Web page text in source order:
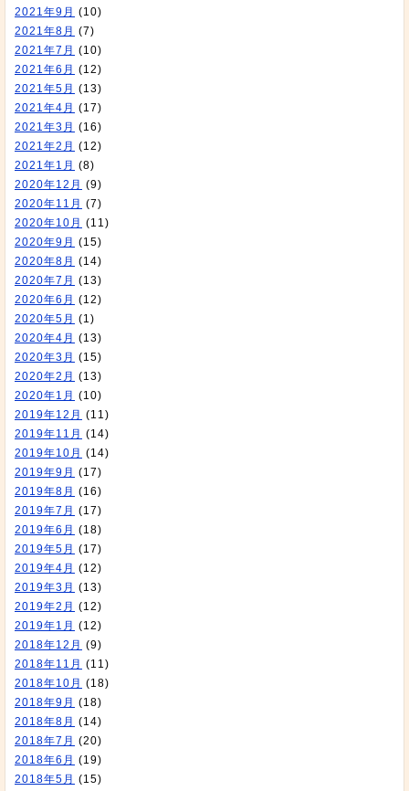
2021年9月 (10)
2021年8月 (7)
2021年7月 (10)
2021年6月 (12)
2021年5月 (13)
2021年4月 (17)
2021年3月 (16)
2021年2月 (12)
2021年1月 (8)
2020年12月 (9)
2020年11月 (7)
2020年10月 (11)
2020年9月 (15)
2020年8月 (14)
2020年7月 (13)
2020年6月 (12)
2020年5月 (1)
2020年4月 (13)
2020年3月 (15)
2020年2月 (13)
2020年1月 (10)
2019年12月 (11)
2019年11月 (14)
2019年10月 (14)
2019年9月 (17)
2019年8月 (16)
2019年7月 (17)
2019年6月 (18)
2019年5月 (17)
2019年4月 (12)
2019年3月 (13)
2019年2月 (12)
2019年1月 (12)
2018年12月 (9)
2018年11月 (11)
2018年10月 (18)
2018年9月 (18)
2018年8月 (14)
2018年7月 (20)
2018年6月 (19)
2018年5月 (15)